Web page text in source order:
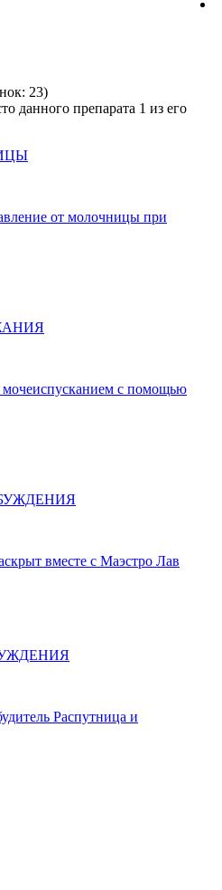
23)
данного препарата 1 из его
от молочницы при
с помощью
вместе с Маэстро Лав
Распутница и